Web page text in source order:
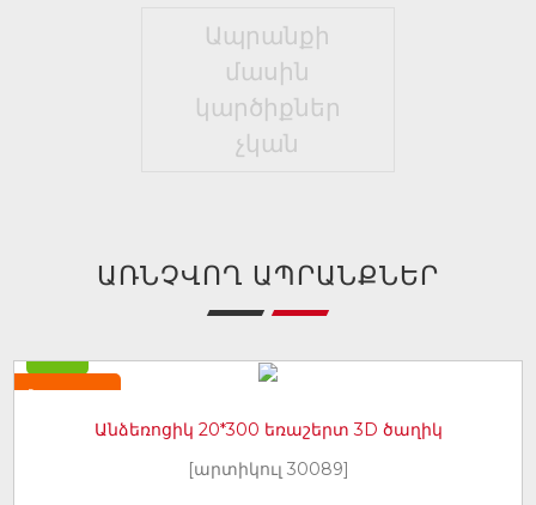
Ապրանքի
մասին
կարծիքներ
չկան
ԱՌՆՉՎՈՂ ԱՊՐԱՆՔՆԵՐ
Նորույթ
Անձեռոցիկ 20*300 եռաշերտ 3D ծաղիկ
[արտիկուլ 30089]